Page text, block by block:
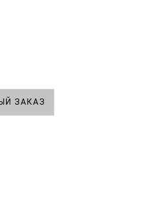
ЗАКАЗ